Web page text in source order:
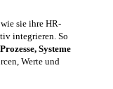
sie ihre HR-
integrieren. So
Prozesse, Systeme
Werte und